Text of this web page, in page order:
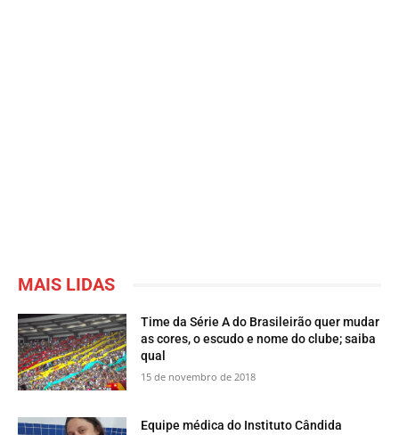
MAIS LIDAS
Time da Série A do Brasileirão quer mudar
as cores, o escudo e nome do clube; saiba
qual
15 de novembro de 2018
Equipe médica do Instituto Cândida